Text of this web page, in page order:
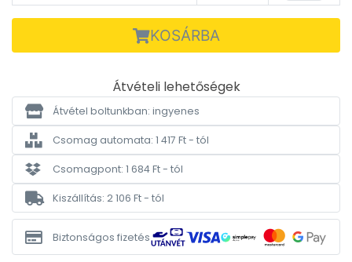
KOSÁRBA
Átvételi lehetőségek
Átvétel boltunkban: ingyenes
Csomag automata: 1 417 Ft - tól
Csomagpont: 1 684 Ft - tól
Kiszállítás: 2 106 Ft - tól
Biztonságos fizetés